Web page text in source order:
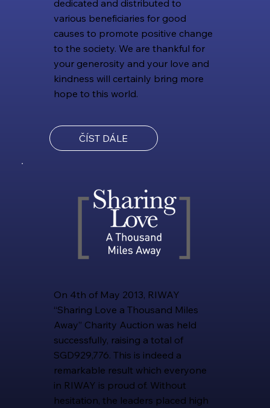
dedicated and distributed to
various beneficiaries for good
causes to promote positive change
to the society. We are thankful for
your generosity and your love and
kindness will certainly bring more
hope to this world.
ČÍST DÁLE
On 4th of May 2013, RIWAY
“Sharing Love a Thousand Miles
Away” Charity Auction was held
successfully, raising a total of
SGD929,776. This is indeed a
remarkable result which everyone
in RIWAY is proud of. Without
hesitation, the leaders placed high